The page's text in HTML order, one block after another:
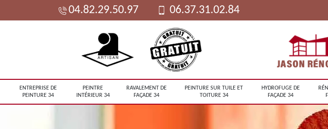
04.82.29.50.97 06.37.31.02.84
ENTREPRISE DE
PEINTURE 34
PEINTRE
INTÉRIEUR 34
RAVALEMENT DE
FAÇADE 34
PEINTURE SUR TUILE ET
TOITURE 34
HYDROFUGE DE
FAÇADE 34